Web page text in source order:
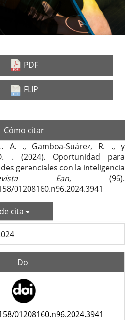
PDF
FLIP
Cómo citar
L. A. ., Gamboa-Suárez, R. ., y
. (2024). Oportunidad para
gerenciales con la inteligencia
Ean, (96).
01208160.n96.2024.3941
cita
Doi
01208160.n96.2024.3941